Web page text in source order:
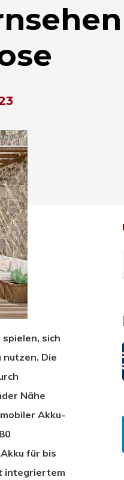
sich
Die
Nähe
Akku-
für bis
integriertem